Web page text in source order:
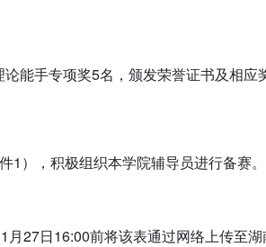
能手专项奖5名，颁发荣誉证书及相应
），积极组织本学院辅导员进行备赛
27日16:00前将该表通过网络上传至